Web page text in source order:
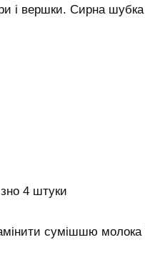
і вершки. Сирна
4 штуки
сумішшю молока